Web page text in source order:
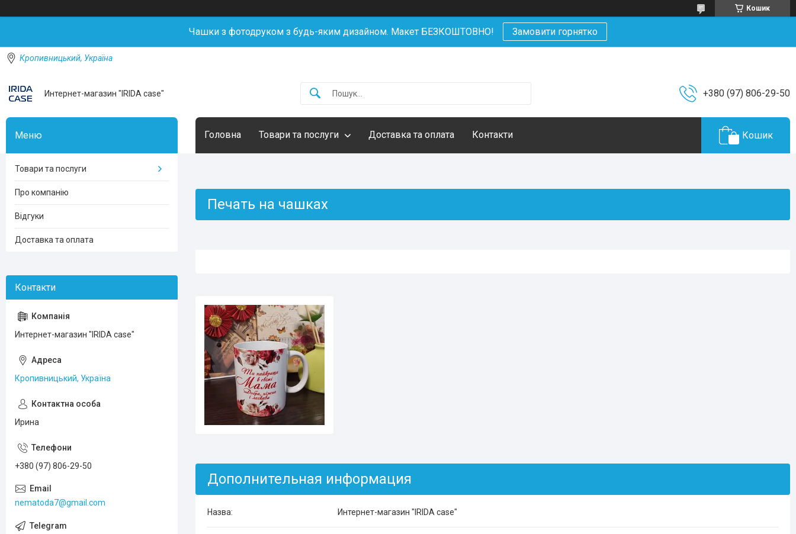
Кошик
Чашки з фотодруком з будь-яким дизайном. Макет БЕЗКОШТОВНО! Замовити горнятко
Кропивницький, Україна
Интернет-магазин "IRIDA case" +380 (97) 806-29-50
Головна Товари та послуги Доставка та оплата Контакти Кошик
Печать на чашках
Интернет-магазин "IRIDA case"
Товари та послуги
Про компанію
Відгуки
Доставка та оплата
Интернет-магазин "IRIDA case"
Кропивницький, Україна
Ирина
+380 (97) 806-29-50
nematoda7@gmail.com